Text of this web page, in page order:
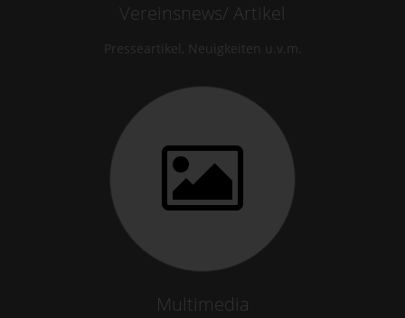
Vereinsnews/ Artikel
Presseartikel, Neuigkeiten u.v.m.
Multimedia